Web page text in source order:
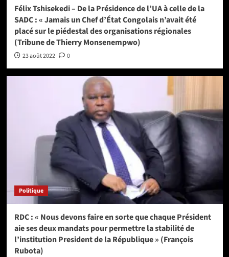
Félix Tshisekedi – De la Présidence de l’UA à celle de la
SADC : « Jamais un Chef d’État Congolais n’avait été
placé sur le piédestal des organisations régionales
(Tribune de Thierry Monsenempwo)
23 août 2022 0
Politique
RDC : « Nous devons faire en sorte que chaque Président
aie ses deux mandats pour permettre la stabilité de
l’institution President de la République » (François
Rubota)